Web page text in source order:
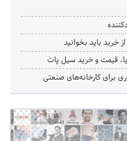
خرید باید بخوانید
قیمت و خرید سیل پات
برای کارخانه‌های صنعتی